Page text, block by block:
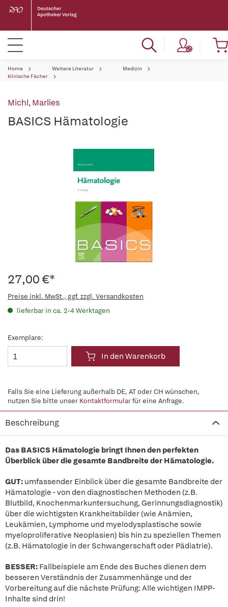
Home Weitere Literatur
Medizin
klinische Fächer
Michl, Marlies
BASICS Hämatologie
27,00 €*
Preise inkl. MwSt., ggf. zzgl. Versandkosten
lieferbar in ca. 2-4 Werktagen
Exemplare:
In den Warenkorb
Falls Sie eine Lieferung außerhalb DE, AT oder CH wünschen,
nutzen Sie bitte unser Kontaktformularfür eine Anfrage.
Beschreibung
Das BASICS Hämatologie bringt Ihnen den perfekten
Überblick über die gesamte Bandbreite der Hämatologie.
GUT: umfassender Einblick über die gesamte Bandbreite der
Hämatologie - von den diagnostischen Methoden (z.B.
Blutbild, Knochenmarkuntersuchung, Gerinnungsdiagnostik)
über die wichtigsten Krankheitsbilder (wie Anämien,
Leukämien, Lymphome und myelodysplastische sowie
myeloproliferative Neoplasien) bis hin zu speziellen Themen
(z.B. Hämatologie in der Schwangerschaft oder Pädiatrie).
BESSER: Fallbeispiele am Ende des Buches dienen dem
besseren Verständnis der Zusammenhänge und der
Vorbereitung auf die nächste Prüfung: Alle wichtigen IMPP-
Inhalte sind drin!